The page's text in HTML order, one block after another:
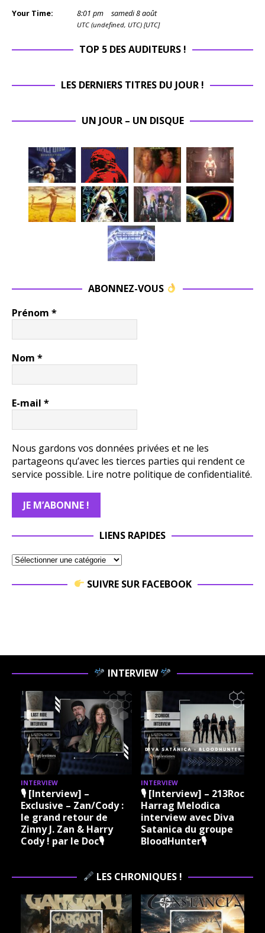
Your Time: 8:01 pm samedi 8 août
UTC (undefined, UTC) [UTC]
TOP 5 DES AUDITEURS !
LES DERNIERS TITRES DU JOUR !
UN JOUR – UN DISQUE
ABONNEZ-VOUS
Prénom *
Nom *
E-mail *
Nous gardons vos données privées et ne les
partageons qu’avec les tierces parties qui rendent ce
service possible. Lire notre politique de confidentialité.
LIENS RAPIDES
SUIVRE SUR FACEBOOK
INTERVIEW
INTERVIEW
🎙 [Interview] –
Exclusive – Zan/Cody :
le grand retour de
Zinny J. Zan & Harry
Cody ! par le Doc🎙
INTERVIEW
🎙 [Interview] – 213Rock
Harrag Melodica
interview avec Diva
Satanica du groupe
BloodHunter🎙
LES CHRONIQUES !